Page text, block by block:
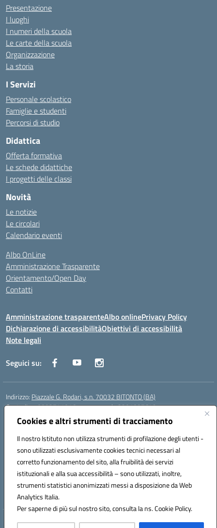
Cookies e altri strumenti di tracciamento
Il nostro Istituto non utilizza strumenti di profilazione degli utenti -
sono utilizzati esclusivamente cookies tecnici necessari al
corretto funzionamento del sito, alla fruibilità dei servizi
istituzionali e alla sua accessibilità – sono utilizzati, inoltre,
strumenti statistici anonimizzati messi a disposizione da Web
Analytics Italia.
Per saperne di più sul nostro sito, consulta la ns. Cookie Policy.
Presentazione
I luoghi
I numeri della scuola
Le carte della scuola
Organizzazione
La storia
I Servizi
Personale scolastico
Famiglie e studenti
Percorsi di studio
Didattica
Offerta formativa
Le schede didattiche
I progetti delle classi
Novità
Le notizie
Le circolari
Calendario eventi
Albo OnLine
Amministrazione Trasparente
Orientamento/Open Day
Contatti
Amministrazione trasparenteAlbo onlinePrivacy Policy
Dichiarazione di accessibilitàObiettivi di accessibilità
Note legali
Seguici su:
Indirizzo: Piazzale G. Rodari, s.n. 70032 BITONTO (BA)
Centralino:0803741816 - corso serale 3381807642
Email: BATD220004@istruzione.it
Posta elettronica certificata (PEC):batd220004@pec.istruzione.it
Codice meccanografico:BATD220004
Codice Indice delle Pubbliche Amministrazioni (IPA): itcvg
Codice unico di fatturazione (CUF): UFIJVU
la scuola è raggiungibile anche al numero: ☎️ 3520316918
Hosting & Powered by 3D Solution S.r.l.